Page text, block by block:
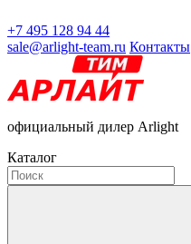
+7 495 128 94 44
sale@arlight-team.ru Контакты
официальный дилер Arlight
Каталог